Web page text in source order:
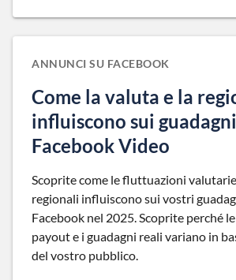
ANNUNCI SU FACEBOOK
Come la valuta e la
influiscono sui
Facebook Video
Scoprite come le fluttuazioni
regionali influiscono sui vostri
Facebook nel 2025. Scoprite perché
payout e i guadagni reali variano in
del vostro pubblico.